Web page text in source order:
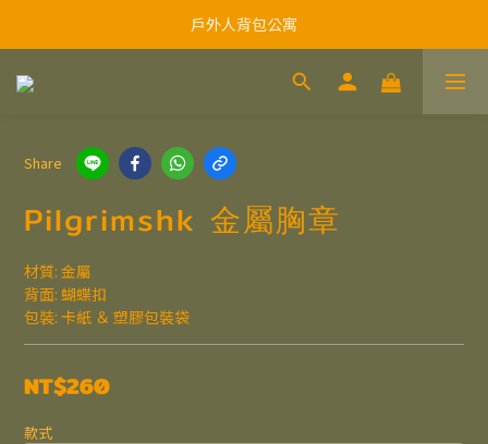
戶外人背包公寓
Share
Pilgrimshk 金屬胸章
材質: 金屬
背面: 蝴蝶扣
包裝: 卡紙 ＆ 塑膠包裝袋
NT$260
款式